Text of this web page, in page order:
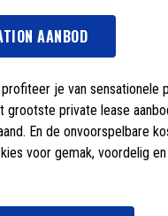
AANBOD
je van sensationele
private lease
En de onvoorspelbare
voor gemak, voordelig